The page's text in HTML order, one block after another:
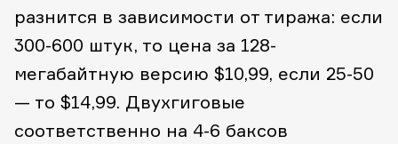
разнится в зависимости от тиража: если
300-600 штук, то цена за 128-
мегабайтную версию $10,99, если 25-50
— то $14,99. Двухгиговые
соответственно на 4-6 баксов